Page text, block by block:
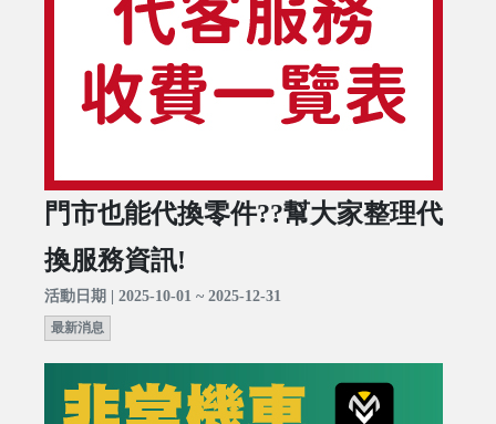
門市也能代換零件??幫大家整理代
換服務資訊!
活動日期 | 2025-10-01 ~ 2025-12-31
最新消息